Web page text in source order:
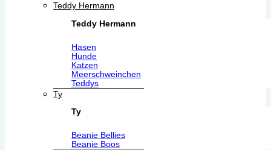
Teddy Hermann
Teddy Hermann
Hasen
Hunde
Katzen
Meerschweinchen
Teddys
Ty
Ty
Beanie Bellies
Beanie Boos